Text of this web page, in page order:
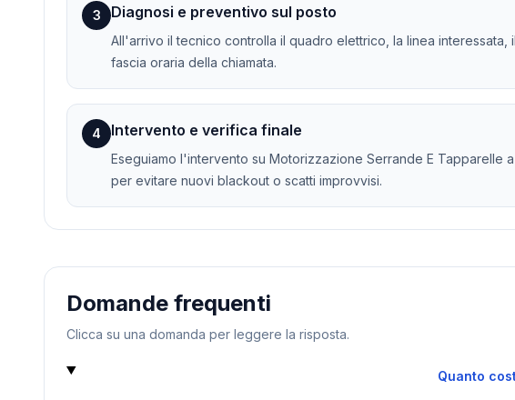
3 Diagnosi e preventivo sul posto
All'arrivo il tecnico controlla il quadro elettrico, la linea
fascia oraria della chiamata.
4 Intervento e verifica finale
Eseguiamo l'intervento su Motorizzazione Serrande E Tapparelle
per evitare nuovi blackout o scatti improvvisi.
Domande frequenti
Clicca su una domanda per leggere la risposta.
Quanto